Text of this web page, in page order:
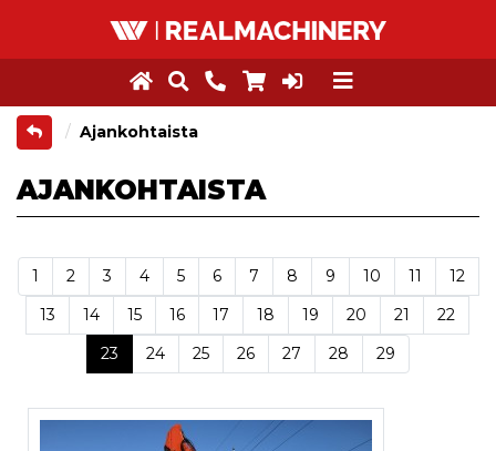
Ajankohtaista
AJANKOHTAISTA
1 2 3 4 5 6 7 8 9 10 11
12
13
14 15 16 17 18 19 20 21
22
23(current)
24 25 26 27 28 29